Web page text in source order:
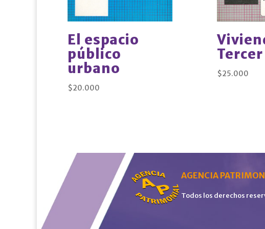
El espacio
público
urbano
$20.000
$25.000
AGENCIA
Todos los derechos